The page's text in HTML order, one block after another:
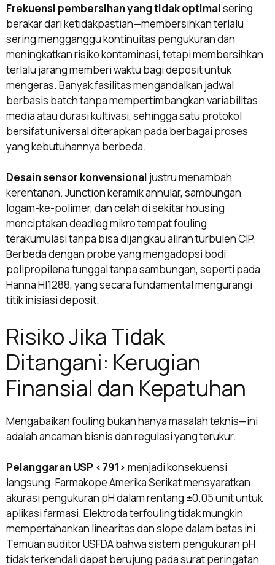
Frekuensi pembersihan yang tidak optimalsering
berakar dari ketidakpastian—membersihkan terlalu
sering mengganggu kontinuitas pengukuran dan
meningkatkan risiko kontaminasi, tetapi membersihkan
terlalu jarang memberi waktu bagi deposit untuk
mengeras. Banyak fasilitas mengandalkan jadwal
berbasis batch tanpa mempertimbangkan variabilitas
media atau durasi kultivasi, sehingga satu protokol
bersifat universal diterapkan pada berbagai proses
yang kebutuhannya berbeda.
Desain sensor konvensional justru menambah
kerentanan. Junction keramik annular, sambungan
logam-ke-polimer, dan celah di sekitar housing
menciptakan deadleg mikro tempat fouling
terakumulasi tanpa bisa dijangkau aliran turbulen CIP.
Berbeda dengan probe yang mengadopsi bodi
polipropilena tunggal tanpa sambungan, seperti pada
Hanna HI1288, yang secara fundamental mengurangi
titik inisiasi deposit.
Risiko Jika Tidak
Ditangani: Kerugian
Finansial dan Kepatuhan
Mengabaikan fouling bukan hanya masalah teknis—ini
adalah ancaman bisnis dan regulasi yang terukur.
Pelanggaran USP <791> menjadi konsekuensi
langsung. Farmakope Amerika Serikat mensyaratkan
akurasi pengukuran pH dalam rentang ±0.05 unit untuk
aplikasi farmasi. Elektroda terfouling tidak mungkin
mempertahankan linearitas dan slope dalam batas ini.
Temuan auditor USFDA bahwa sistem pengukuran pH
tidak terkendali dapat berujung pada surat peringatan